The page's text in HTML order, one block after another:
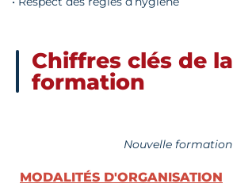
Chiffres clés de la
formation
Nouvelle formation
MODALITÉS D'ORGANISATION